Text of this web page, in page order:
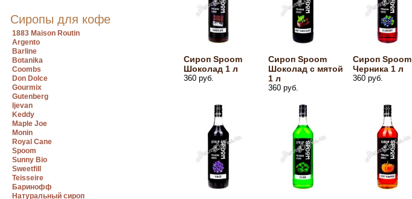
Сиропы для кофе
1883 Maison Routin
Argento
Barline
Botanika
Coombs
Don Dolce
Gourmix
Gutenberg
Ijevan
Keddy
Maple Joe
Monin
Royal Cane
Spoom
Sunny Bio
Sweetfill
Teisseire
Баринофф
Натуральный сироп
Сироп Spoom
Шоколад 1 л
360 руб.
Сироп Spoom
Шоколад с мятой
1 л
360 руб.
Сироп Spoom
Черника 1 л
360 руб.